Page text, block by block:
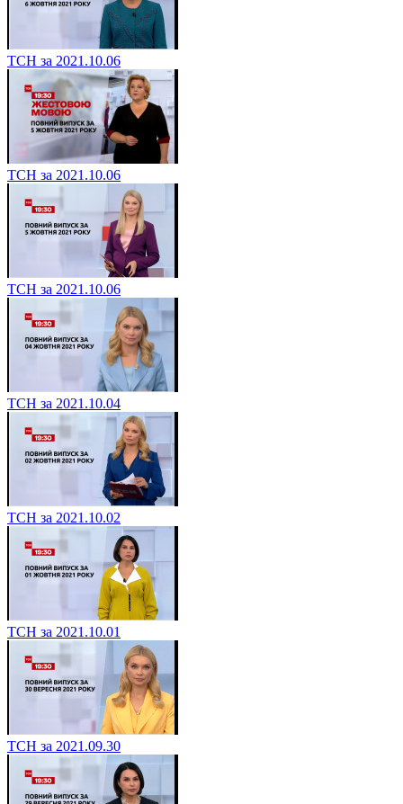
ТСН за 2021.10.06
ТСН за 2021.10.06
ТСН за 2021.10.06
ТСН за 2021.10.04
ТСН за 2021.10.02
ТСН за 2021.10.01
ТСН за 2021.09.30